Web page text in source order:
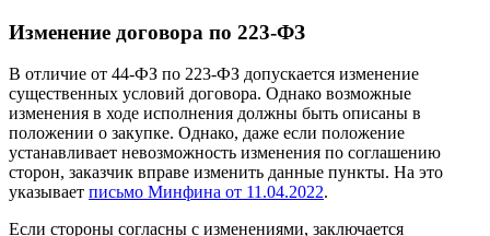
Изменение договора по 223-ФЗ
В отличие от 44-ФЗ по 223-ФЗ допускается изменение
существенных условий договора. Однако возможные
изменения в ходе исполнения должны быть описаны в
положении о закупке. Однако, даже если положение
устанавливает невозможность изменения по соглашению
сторон, заказчик вправе изменить данные пункты. На это
указывает письмо Минфина от 11.04.2022.
Если стороны согласны с изменениями, заключается